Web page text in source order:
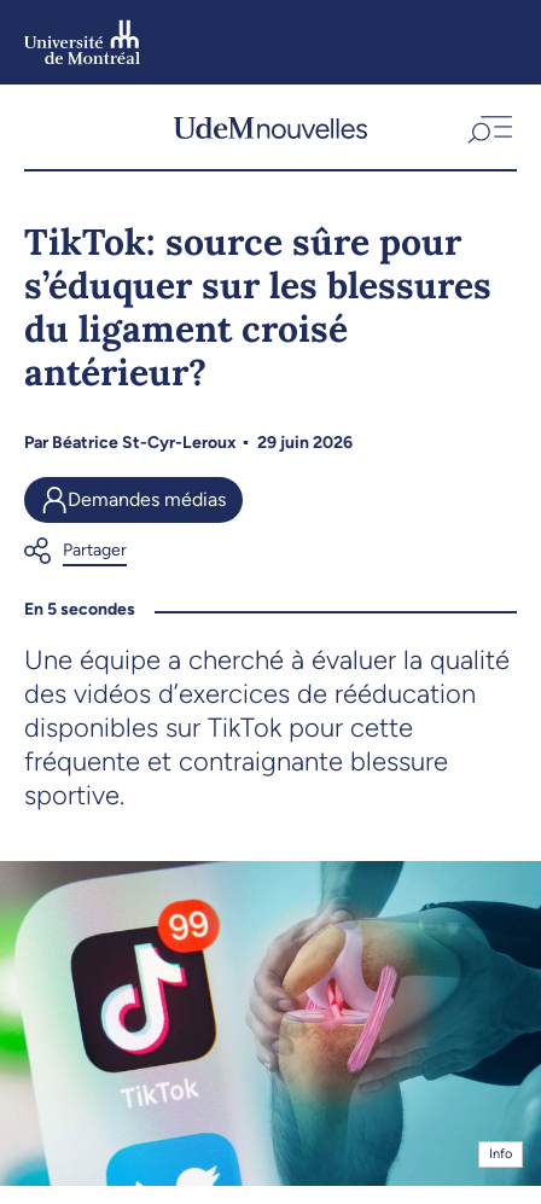
TikTok: source sûre pour
s’éduquer sur les blessures
du ligament croisé
antérieur?
ParBéatrice St-Cyr-Leroux 29 juin 2026
Demandes médias
En 5 secondes
Une équipe a cherché à évaluer la qualité
des vidéos d’exercices de rééducation
disponibles sur TikTok pour cette
fréquente et contraignante blessure
sportive.
Info